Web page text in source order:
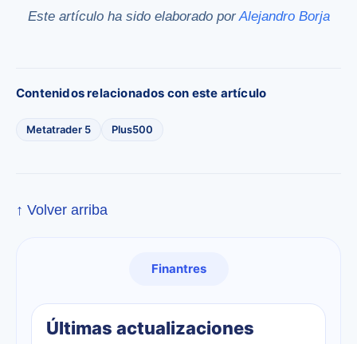
Este artículo ha sido elaborado por Alejandro Borja
Contenidos relacionados con este artículo
Metatrader 5 Plus500
↑ Volver arriba
Finantres
Últimas actualizaciones